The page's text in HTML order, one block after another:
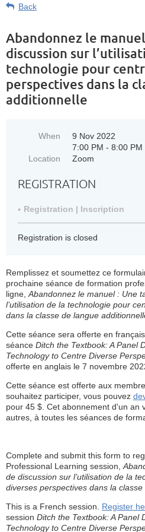
Back
Abandonnez le
discussion sur
technologie pour
perspectives dans la
additionnelle
When
9 Nov 2022
7:00 PM - 8:00 PM
Location
Zoom
REGISTRATION
Registration | Inscription
Registration is closed
Remplissez et soumettez ce
prochaine séance de formation
ligne, Abandonnez le manuel : Une
l’utilisation de la technologie pour
dans la classe de langue
Cette séance sera offerte en français.
séance Ditch the Textbook: A Panel
Technology to Centre Diverse
offerte en anglais le 7 novembre
Cette séance est offerte aux
souhaitez participer, vous pouvez
pour 45 $. Cet abonnement d'un an
autres, à toutes les séances de
Complete and submit this form to
Professional Learning session,
de discussion sur l’utilisation de la
diverses perspectives dans la
This is a French session. Register
session Ditch the Textbook: A Panel
Technology to Centre Diverse